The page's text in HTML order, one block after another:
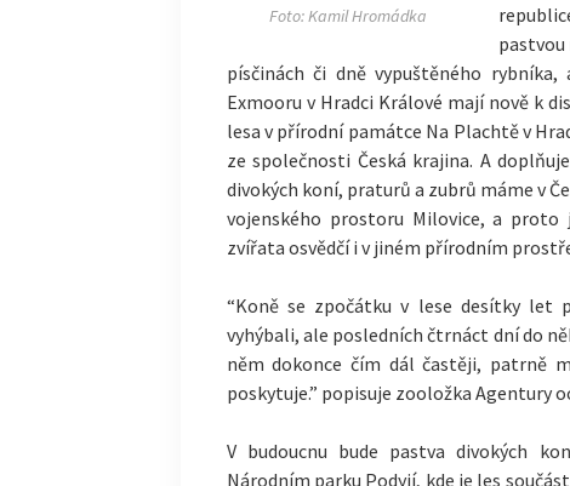
Foto: Kamil Hromádka
pastvou
písčinách či dně vypuštěného
Exmooru v Hradci Králové mají nově k
lesa v přírodní památce Na Plachtě v
ze společnosti Česká krajina. A
divokých koní, praturů a zubrů máme v
vojenského prostoru Milovice, a
zvířata osvědčí i v jiném přírodním
“Koně se zpočátku v lese desítky let
vyhýbali, ale posledních čtrnáct dní do
něm dokonce čím dál častěji, patrně
poskytuje.” popisuje zooložka Agentury
V budoucnu bude pastva divokých
Národním parku Podyjí, kde je les